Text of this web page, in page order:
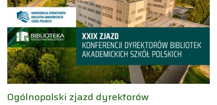
Ogólnopolski zjazd dyrektorów